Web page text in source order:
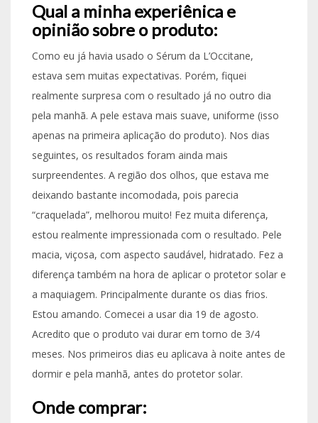
Qual a minha experiênica e
opinião sobre o produto:
Como eu já havia usado o Sérum da L’Occitane,
estava sem muitas expectativas. Porém, fiquei
realmente surpresa com o resultado já no outro dia
pela manhã. A pele estava mais suave, uniforme (isso
apenas na primeira aplicação do produto). Nos dias
seguintes, os resultados foram ainda mais
surpreendentes. A região dos olhos, que estava me
deixando bastante incomodada, pois parecia
“craquelada”, melhorou muito! Fez muita diferença,
estou realmente impressionada com o resultado. Pele
macia, viçosa, com aspecto saudável, hidratado. Fez a
diferença também na hora de aplicar o protetor solar e
a maquiagem. Principalmente durante os dias frios.
Estou amando. Comecei a usar dia 19 de agosto.
Acredito que o produto vai durar em torno de 3/4
meses. Nos primeiros dias eu aplicava à noite antes de
dormir e pela manhã, antes do protetor solar.
Onde comprar: